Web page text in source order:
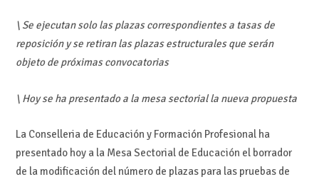
\ Se ejecutan solo las plazas correspondientes a tasas de
reposición y se retiran las plazas estructurales que serán
objeto de próximas convocatorias
\ Hoy se ha presentado a la mesa sectorial la nueva propuesta
La Conselleria de Educación y Formación Profesional ha
presentado hoy a la Mesa Sectorial de Educación el borrador
de la modificación del número de plazas para las pruebas de